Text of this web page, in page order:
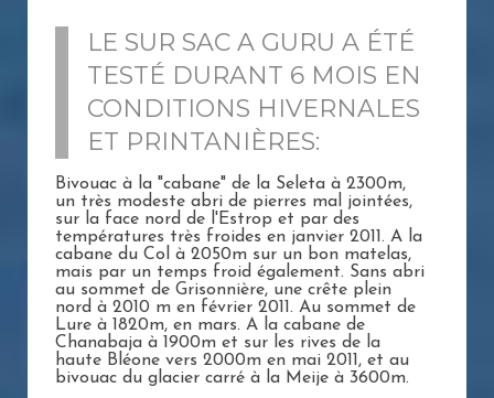
LE SUR SAC A GURU A ÉTÉ
TESTÉ DURANT 6 MOIS EN
CONDITIONS HIVERNALES
ET PRINTANIÈRES:
Bivouac à la "cabane" de la Seleta à 2300m,
un très modeste abri de pierres mal jointées,
sur la face nord de l'Estrop et par des
températures très froides en janvier 2011. A la
cabane du Col à 2050m sur un bon matelas,
mais par un temps froid également. Sans abri
au sommet de Grisonnière, une crête plein
nord à 2010 m en février 2011. Au sommet de
Lure à 1820m, en mars. A la cabane de
Chanabaja à 1900m et sur les rives de la
haute Bléone vers 2000m en mai 2011, et au
bivouac du glacier carré à la Meije à 3600m.